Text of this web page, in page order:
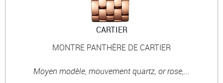
CARTIER
MONTRE PANTHÈRE DE CARTIER
Moyen modèle, mouvement quartz, or rose,...